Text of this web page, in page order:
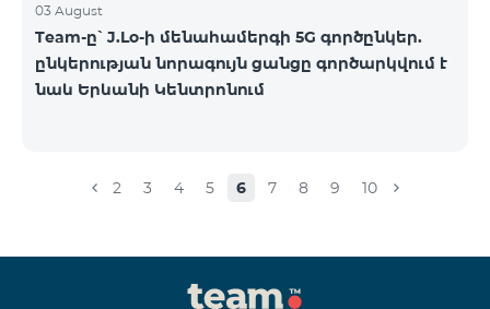
03 August
Team-ը՝ J.Lo-ի մենահամերգի 5G գործընկեր.
ընկերության նորագույն ցանցը գործարկվում է
նաև Երևանի Կենտրոնում
2 3 4 5 6 7 8 9 10